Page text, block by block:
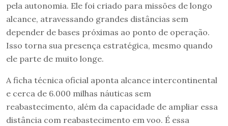
pela autonomia. Ele foi criado para missões de longo
alcance, atravessando grandes distâncias sem
depender de bases próximas ao ponto de operação.
Isso torna sua presença estratégica, mesmo quando
ele parte de muito longe.
A ficha técnica oficial aponta alcance intercontinental
e cerca de 6.000 milhas náuticas sem
reabastecimento, além da capacidade de ampliar essa
distância com reabastecimento em voo. É essa